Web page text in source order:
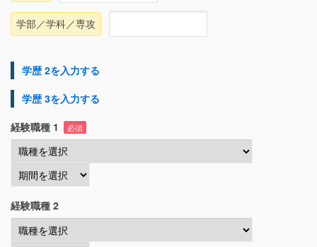
学部／学科／専攻
学歴 2を入力する
学歴 3を入力する
経験職種 1
必須
経験職種 2